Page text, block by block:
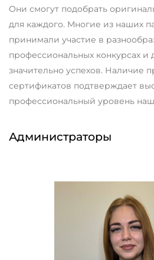
Они смогут подобрать
для каждого. Многие из наших
принимали участие в
профессиональных конкурсах и
значительно успехов. Наличие
сертификатов подтверждает
профессиональный уровень
Администраторы